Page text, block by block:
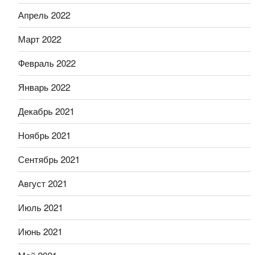
Апрель 2022
Март 2022
Февраль 2022
Январь 2022
Декабрь 2021
Ноябрь 2021
Сентябрь 2021
Август 2021
Июль 2021
Июнь 2021